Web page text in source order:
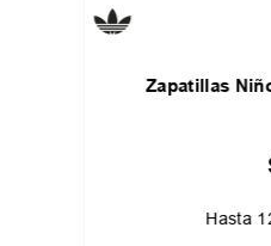
Zapatillas
Hasta